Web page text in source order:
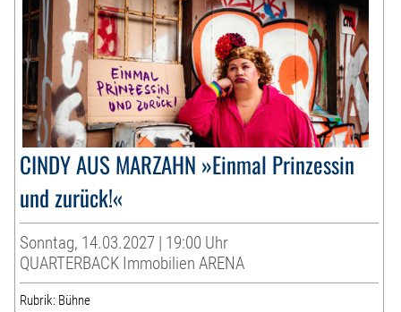
CINDY AUS MARZAHN »Einmal Prinzessin
und zurück!«
Sonntag, 14.03.2027 | 19:00 Uhr
QUARTERBACK Immobilien ARENA
Rubrik: Bühne